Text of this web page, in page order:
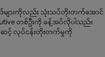
ဒ်များကိုလည်း သုံးသပ်တိုးတက်အောင်
တစ်ဦးကို ခန့်အပ်လိုပါသည်။
မှတစ်ဆင့် လုပ်ငန်းတိုးတက်မှုကို